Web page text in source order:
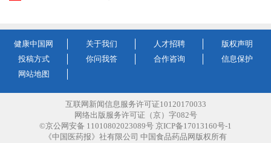
健康中国网 关于我们 人才招聘
版权声明
投稿方式
你问我答 合作咨询
信息保护
网站地图
互联网新闻信息服务许可证10120170033
网络出版服务许可证（京）字082号
©京公网安备 11010802023089号 京ICP备17013160号-1
《中国医药报》社有限公司 中国食品药品网版权所有